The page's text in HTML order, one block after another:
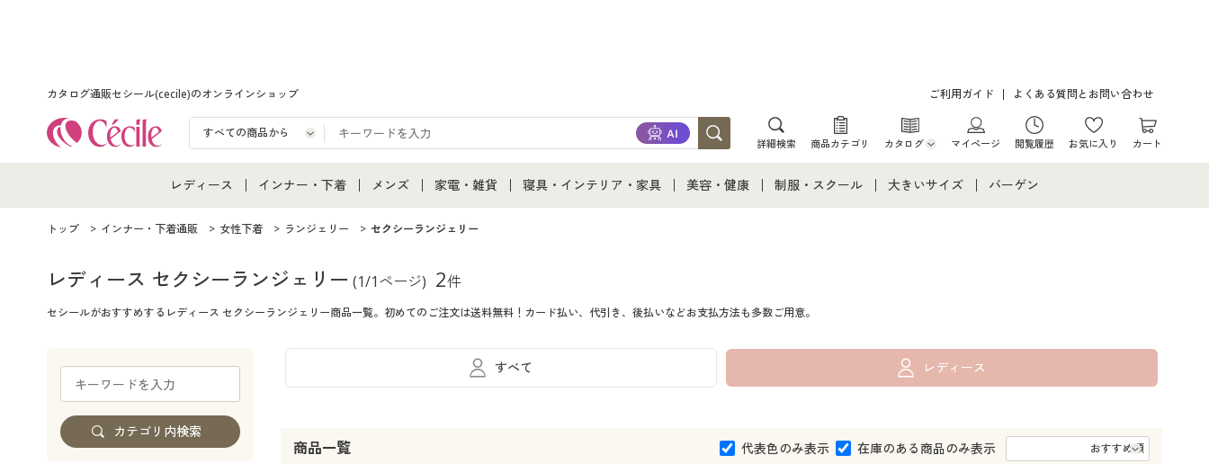
カタログ通販セシール(cecile)のオンラインショップ ご利用ガイド よくある質問とお問い合わせ
詳細検索 商品カテゴリ カタログ
カタログ・チラシからのご注文
マイページ 閲覧履歴 お気に入り カート
レディース
レディース通販すべて
レディースファッション
女性下着
インナー・下着
インナー・下着通販すべて
女性下着
メンズ下着
メンズ
メンズ通販すべて
メンズファッション
メンズ下着
家電・雑貨
家電・雑貨すべて
家電
キッチン・雑貨・日用品
寝具・インテリア・家具
寝具・ベッド
カーテン・ラグ・ファブリック
美容・健康 制服・スクール
ジュニア・ティーンズ下着
大きいサイズ
大きいサイズ メンズ
バーゲン
トップ インナー・下着通販 女性下着 ランジェリー セクシーランジェリー
レディース セクシーランジェリー (1/1ページ) 2件
セシールがおすすめするレディース セクシーランジェリー商品一覧。初めてのご注文は送料無料！カード払い、代引き、後払いなどお支払方法も多数ご用意。
すべて レディース
商品一覧 代表色のみ表示 在庫のある商品のみ表示